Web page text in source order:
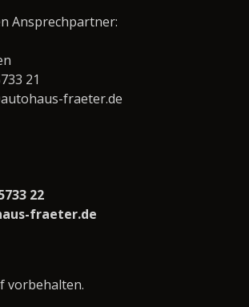
Ansprechpartner:
21
fraeter.de
22
fraeter.de
vorbehalten.